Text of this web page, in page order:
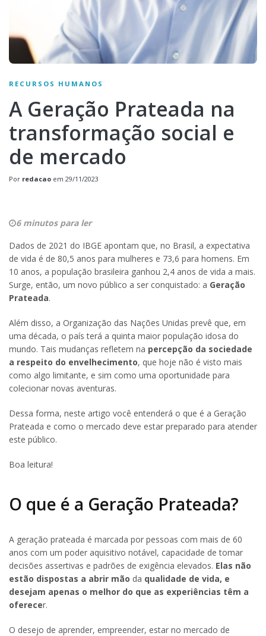
RECURSOS HUMANOS
A Geração Prateada na
transformação social e
de mercado
Por redacao em 29/11/2023
6 minutos para ler
Dados de 2021 do IBGE apontam que, no Brasil, a expectativa
de vida é de 80,5 anos para mulheres e 73,6 para homens. Em
10 anos, a população brasileira ganhou 2,4 anos de vida a mais.
Surge, então, um novo público a ser conquistado: a Geração
Prateada.
Além disso, a Organização das Nações Unidas prevê que, em
uma década, o país terá a quinta maior população idosa do
mundo. Tais mudanças refletem na percepção da sociedade
a respeito do envelhecimento, que hoje não é visto mais
como algo limitante, e sim como uma oportunidade para
colecionar novas aventuras.
Dessa forma, neste artigo você entenderá o que é a Geração
Prateada e como o mercado deve estar preparado para atender
este público.
Boa leitura!
O que é a Geração Prateada?
A geração prateada é marcada por pessoas com mais de 60
anos com um poder aquisitivo notável, capacidade de tomar
decisões assertivas e padrões de exigência elevados. Elas não
estão dispostas a abrir mão da qualidade de vida, e
desejam apenas o melhor do que as experiências têm a
oferecer.
O desejo de aprender, empreender, estar no mercado de